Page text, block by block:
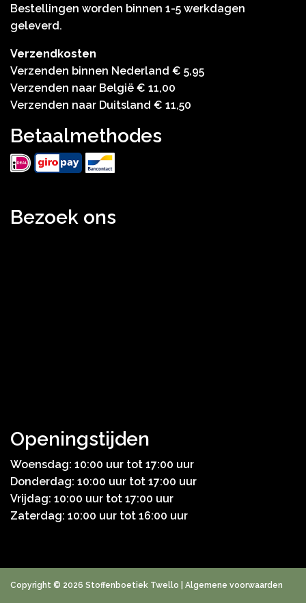
Bestellingen worden binnen 1-5 werkdagen
geleverd.
Verzendkosten
Verzenden binnen Nederland € 5,95
Verzenden naar België € 11,00
Verzenden naar Duitsland € 11,50
Betaalmethodes
Bezoek ons
Openingstijden
Woensdag: 10:00 uur tot 17:00 uur
Donderdag: 10:00 uur tot 17:00 uur
Vrijdag: 10:00 uur tot 17:00 uur
Zaterdag: 10:00 uur tot 16:00 uur
Copyright © 2026 Stoffenboetiek Twello | Algemene voorwaarden